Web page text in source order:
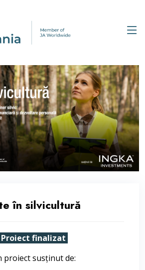
în silvicultură
Proiect finalizat
proiect susținut de: